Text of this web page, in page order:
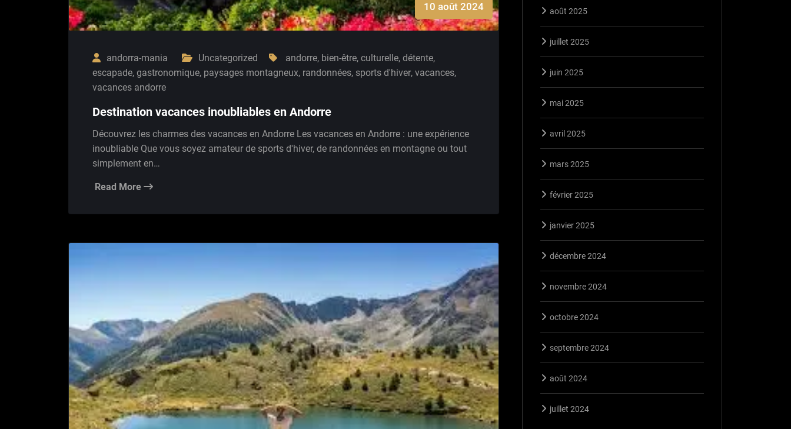
10 août 2024
andorra-mania Uncategorized andorre, bien-être, culturelle, détente,
escapade, gastronomique, paysages montagneux, randonnées, sports d'hiver, vacances,
vacances andorre
Destination vacances inoubliables en Andorre
Découvrez les charmes des vacances en Andorre Les vacances en Andorre : une expérience
inoubliable Que vous soyez amateur de sports d'hiver, de randonnées en montagne ou tout
simplement en…
Read More
août 2025
juillet 2025
juin 2025
mai 2025
avril 2025
mars 2025
février 2025
janvier 2025
décembre 2024
novembre 2024
octobre 2024
septembre 2024
août 2024
juillet 2024